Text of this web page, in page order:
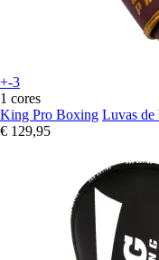
+-3
1 cores
King Pro Boxing Luvas
€ 129,95